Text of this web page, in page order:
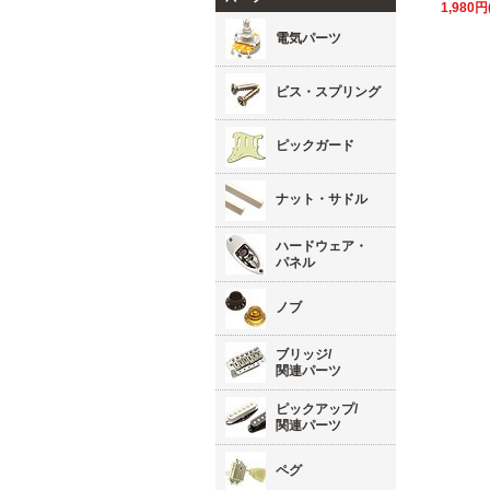
電気パーツ
ビス・スプリング
ピックガード
ナット・サドル
ハードウェア・
パネル
ノブ
ブリッジ/
関連パーツ
ピックアップ/
関連パーツ
ペグ
1,980円